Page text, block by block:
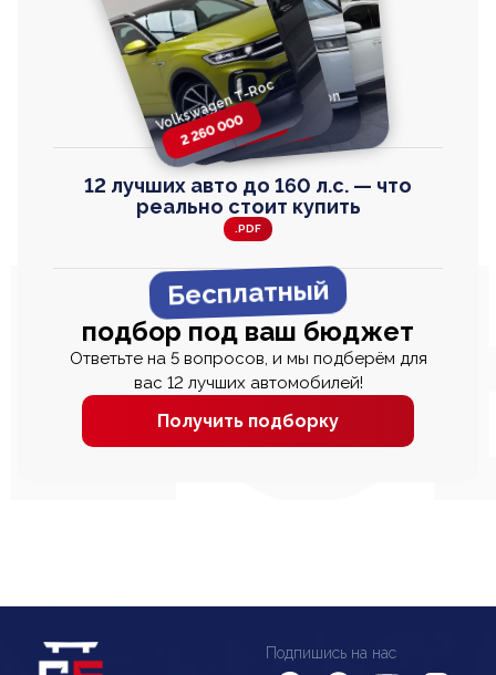
Volkswagen T-Roc
2 260 000
Toyota Harrier
2 820 000
Honda Step Wagon
2 820 000
Volkswagen
TAYRON
2 670 000
12 лучших авто до 160 л.с. — что
реально стоит купить
.PDF
Бесплатный
подбор под ваш бюджет
Ответьте на 5 вопросов, и мы подберём для
вас 12 лучших автомобилей!
Получить подборку
Подпишись на нас